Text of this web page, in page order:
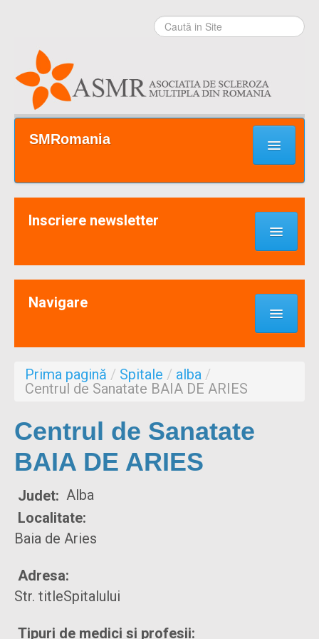
Sari la
navigare
Secţiuni
SMRomania
Noutati & Cercetari
Aproape de mine
Despre noi
Inscriere newsletter
Navigare
Prima pagină / Spitale / alba /
Centrul de Sanatate BAIA DE ARIES
Centrul de Sanatate
BAIA DE ARIES
Judet: Alba
Localitate:
Baia de Aries
Adresa:
Str. titleSpitalului
Tipuri de medici si profesii: